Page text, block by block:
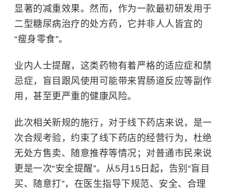
显著的减重效果。然而，作为一款最初研发用于
二型糖尿病治疗的处方药，它并非人人皆宜的
“瘦身零食”。
业内人士提醒，这类药物有着严格的适应症和禁
忌症，盲目跟风使用可能带来胃肠道反应等副作
用，甚至更严重的健康风险。
此次相关新规的施行，对于线下药店来说，是一
次合规考验，约束了线下药店的经营行为，杜绝
无处方售卖、随意推荐等情况；对普通市民来说
更是一次“安全提醒”。从5月15日起，告别“盲目
买、随意打”，在医生指导下规范、安全、合理